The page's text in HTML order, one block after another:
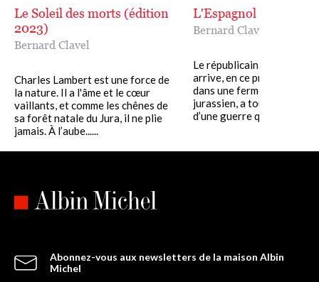
Le Soleil des morts (édition
2023)
Bernard Clavel
Charles Lambert est une force de
la nature. Il a l'âme et le cœur
vaillants, et comme les chênes de
sa forêt natale du Jura, il ne plie
jamais. À l’aube......
L'Espagnol
Bernard Clavel
Le républicain espagnol
arrive, en ce printemps
dans une ferme du
jurassien, a tout perdu en
d’une guerre qu’il fuit.
Abonnez-vous aux newsletters de la maison Albin
Michel